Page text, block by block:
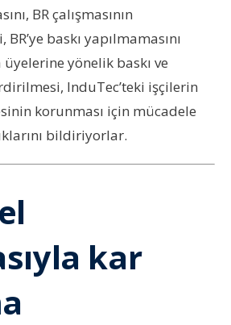
BR çalışmasının
baskı yapılmamasını
yönelik baskı ve
InduTec’teki işçilerin
korunması için mücadele
bildiriyorlar.
kar